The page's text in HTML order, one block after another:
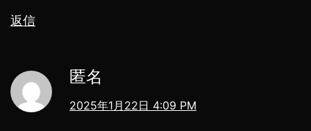
返信
匿名
2025年1月22日 4:09 PM